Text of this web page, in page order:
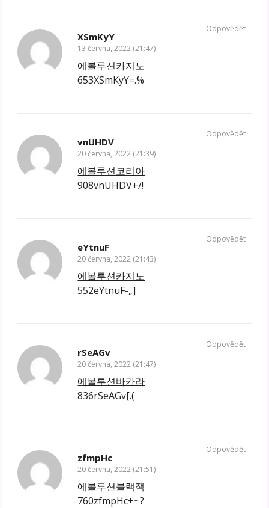
XSmKyY
13 června, 2022 (21:47)
에볼루션카지노
653XSmKyY=.%
Odpovědět
vnUHDV
20 června, 2022 (21:39)
에볼루션코리아
908vnUHDV+/!
Odpovědět
eYtnuF
20 června, 2022 (21:43)
에볼루션카지노
552eYtnuF-„]
Odpovědět
rSeAGv
20 června, 2022 (21:47)
에볼루션바카라
836rSeAGv[.(
Odpovědět
zfmpHc
20 června, 2022 (21:51)
에볼루션블랙잭
760zfmpHc+~?
Odpovědět